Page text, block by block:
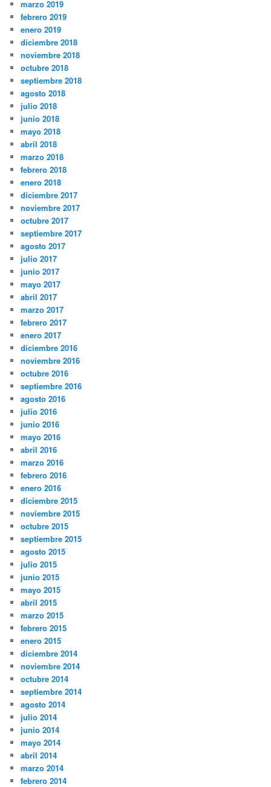
marzo 2019
febrero 2019
enero 2019
diciembre 2018
noviembre 2018
octubre 2018
septiembre 2018
agosto 2018
julio 2018
junio 2018
mayo 2018
abril 2018
marzo 2018
febrero 2018
enero 2018
diciembre 2017
noviembre 2017
octubre 2017
septiembre 2017
agosto 2017
julio 2017
junio 2017
mayo 2017
abril 2017
marzo 2017
febrero 2017
enero 2017
diciembre 2016
noviembre 2016
octubre 2016
septiembre 2016
agosto 2016
julio 2016
junio 2016
mayo 2016
abril 2016
marzo 2016
febrero 2016
enero 2016
diciembre 2015
noviembre 2015
octubre 2015
septiembre 2015
agosto 2015
julio 2015
junio 2015
mayo 2015
abril 2015
marzo 2015
febrero 2015
enero 2015
diciembre 2014
noviembre 2014
octubre 2014
septiembre 2014
agosto 2014
julio 2014
junio 2014
mayo 2014
abril 2014
marzo 2014
febrero 2014